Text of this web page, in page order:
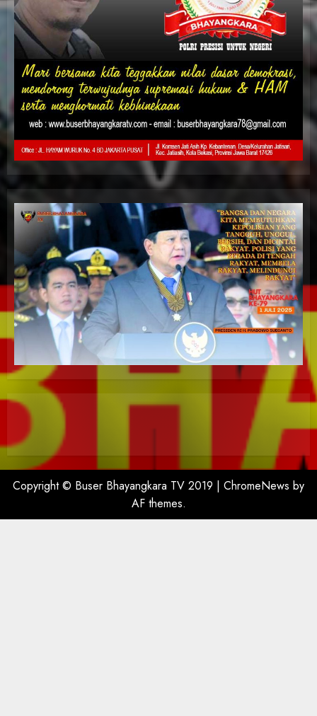
Copyright © Buser Bhayangkara TV 2019 | ChromeNews by
AF themes.